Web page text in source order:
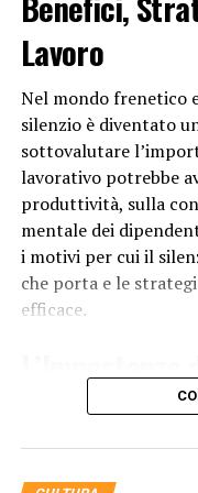
visione consumistica
alienante per il
profondo nelle
Infine, il Grinch
la gioia e l’allegria
periodo natalizio e
non riesce a provare
estrema di rubare
per gli abitanti di
manifestazione di
della loro gioia.
una combinazione di
passate, percezione
lezione sulla vera
regali e feste
Lavoro
Nel mondo frenetico
silenzio è diventato
sottovalutare
lavorativo potrebbe
produttività, sulla
mentale dei
i motivi per cui il
che porta e le
efficace.
Il silenzio inufficioè